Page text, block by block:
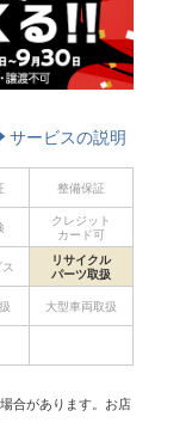
サービスの説明
整備保証
クレジット
カード可
リサイクル
パーツ取扱
大型車両取扱
合があります。お店